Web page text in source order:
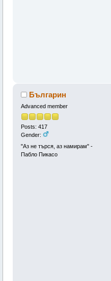
Българин
Advanced member
Posts: 417
Gender:
"Аз не търся, аз намирам" -
Пабло Пикасо